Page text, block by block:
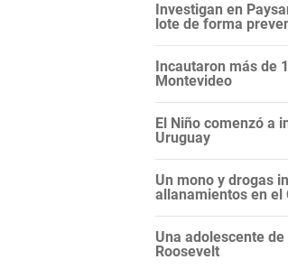
Investigan en
lote de forma
Incautaron más de
Montevideo
El Niño comenzó a
Uruguay
Un mono y drogas
allanamientos en el
Una adolescente
Roosevelt